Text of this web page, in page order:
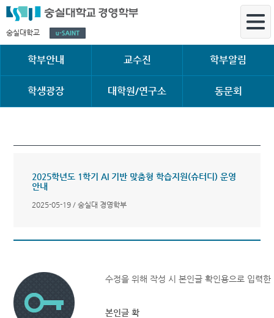
숭실대학교
학부안내 교수진 학부알림
학생광장 대학원/연구소 동문회
2025학년도 1학기 AI 기반 맞춤형 학습지원(슈터디) 운영
안내
2025-05-19 / 숭실대 경영학부
수정을 위해 작성 시 본인글 확인용으로 입력
본인글 확